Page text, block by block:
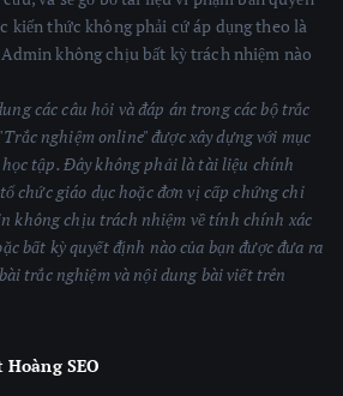
kiến thức không phải cứ áp dụng theo là
không chịu bất kỳ trách nhiệm nào
các câu hỏi và đáp án trong các bộ trắc
nghiệm online" được xây dựng với mục
tập. Đây không phải là tài liệu chính
chức giáo dục hoặc đơn vị cấp chứng chỉ
không chịu trách nhiệm về tính chính xác
bất kỳ quyết định nào của bạn được đưa ra
trắc nghiệmvà nội dung bài viết trên
SEO